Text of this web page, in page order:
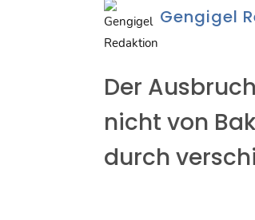
Gengigel
Der
nicht von
durch